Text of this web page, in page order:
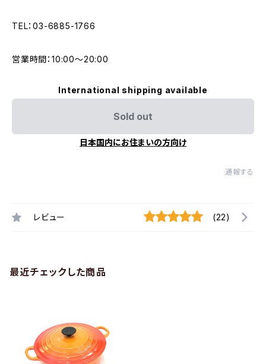
TEL：03-6885-1766
営業時間：10:00〜20:00
International shipping available
Sold out
日本国内にお住まいの方向け
通報する
レビュー (22)
最近チェックした商品